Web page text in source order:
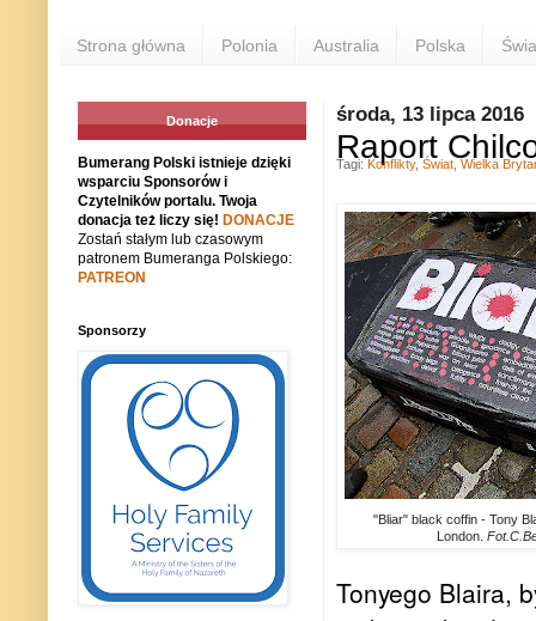
Strona główna Polonia Australia Polska
środa, 13 lipca 2016
Raport
"Bliar" black coffin - Tony
London.
Tonyego Blaira,
Tagi: Konflikty, Świat Wielka
Donacje
Bumerang Polski istnieje dzięki
wsparciu Sponsorów i
Czytelników portalu. Twoja
donacja też liczy się! DONACJE
Zostań stałym lub czasowym
patronem Bumeranga Polskiego:
PATREON
Sponsorzy